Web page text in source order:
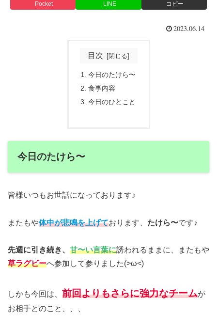
Pocket LINE コピー
2023.06.14
目次
今日のたけら〜
食事内容
今日のひとこと
今日のたけら〜
皆様いつもお世話になっております♪
またもや体中が悲鳴を上げております、 たけら〜です♪
先週に引き続き、 甘〜い言葉に誘われるままに、またもや
草ラグビーへ参加して参りました(>ω<)
しかも今回は、 前回よりもさらに強力なチームが
お相手とのこと、、、